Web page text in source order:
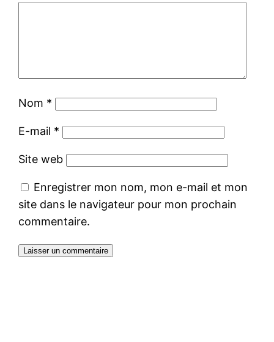
Nom *
E-mail *
Site web
Enregistrer mon nom, mon e-mail et mon
site dans le navigateur pour mon prochain
commentaire.